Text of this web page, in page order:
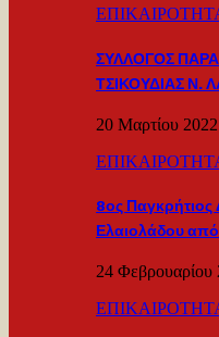
ΣΥΛΛΟΓΟΣ
ΤΣΙΚΟΥΔΙΑΣ Ν.
20 Μαρτίου 2022
8ος
Ελαιολάδου
24 Φεβρουαρίου